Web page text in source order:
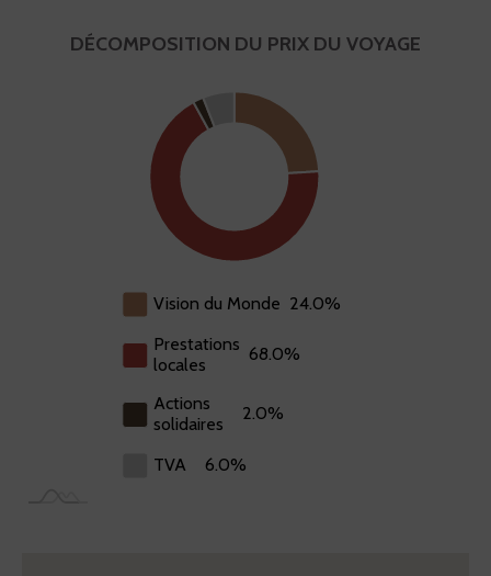
DÉCOMPOSITION DU PRIX DU VOYAGE
Vision du Monde : 24.0%
Prestations
locales: 68.0%
Actions
solidaires: 2.0%
TVA: 6.0%
Vision du Monde 24.0%
Prestations
locales
68.0%
Actions
solidaires
2.0%
TVA 6.0%